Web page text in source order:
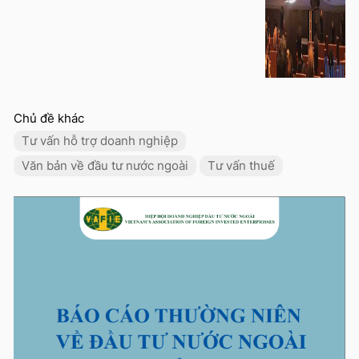
Chủ đề khác
Tư vấn hỗ trợ doanh nghiệp
Văn bản về đầu tư nước ngoài
Tư vấn thuế